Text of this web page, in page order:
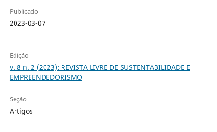
Publicado
2023-03-07
Edição
v. 8 n. 2 (2023): REVISTA LIVRE DE SUSTENTABILIDADE E
EMPREENDEDORISMO
Seção
Artigos